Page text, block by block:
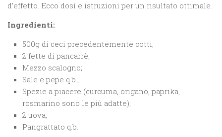
d’effetto. Ecco dosi e istruzioni per un risultato ottimale.
Ingredienti:
500g di ceci precedentemente cotti;
2 fette di pancarrè;
Mezzo scalogno;
Sale e pepe q.b.;
Spezie a piacere (curcuma, origano, paprika,
rosmarino sono le più adatte);
2 uova;
Pangrattato q.b.